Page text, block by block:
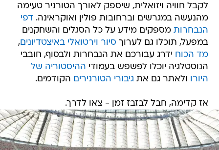
לקבל חוויה ויזואלית, שיספק לאורך הטורניר טעימה
מהנעשה במגרשים וברחובות פולין ואוקראינה. דפי
הנבחרות מספקים מידע על כל הסגלים והשחקנים
במפעל, תוכלו גם לערוך סיור וירטואלי באיצטדיונים,
מד הכוח ידרג עבורכם את הנבחרות ולבסוף, חובבי
הנוסטלגיה יוכלו לפשפש בעמודי ההיסטוריה של
היורו ולאתר גם את גיבורי הטורנירים הקודמים.
אז קדימה, חבל לבזבז זמן - צאו לדרך.